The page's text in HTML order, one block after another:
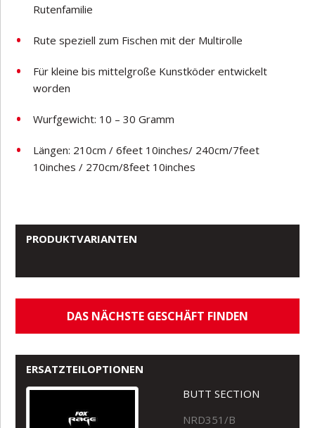
Rutenfamilie
Rute speziell zum Fischen mit der Multirolle
Für kleine bis mittelgroße Kunstköder entwickelt
worden
Wurfgewicht: 10 – 30 Gramm
Längen: 210cm / 6feet 10inches/ 240cm/7feet
10inches / 270cm/8feet 10inches
PRODUKTVARIANTEN
DAS NÄCHSTE GESCHÄFT FINDEN
ERSATZTEILOPTIONEN
BUTT SECTION
NRD351/B